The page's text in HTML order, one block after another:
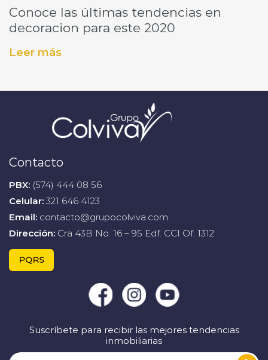
Conoce las últimas tendencias en
decoracion para este 2020
Leer más
Contacto
PBX: (574) 444 08 56
Celular: 321 646 4123
Email: contacto@grupocolviva.com
Dirección: Cra 43B No. 16 – 95 Edf. CCI Of. 1312
PQRS
Suscríbete para recibir las mejores tendencias
inmobiliarias